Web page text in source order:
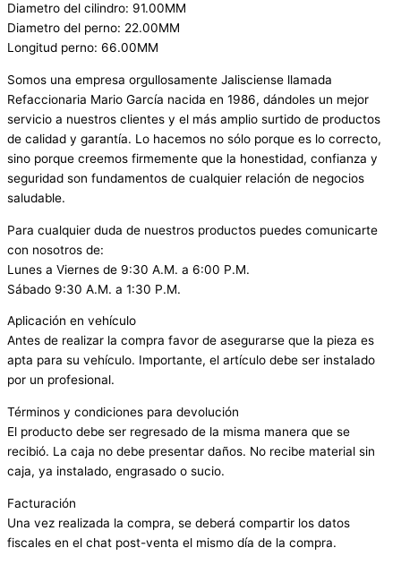
Diametro del cilindro: 91.00MM
Diametro del perno: 22.00MM
Longitud perno: 66.00MM
Somos una empresa orgullosamente Jalisciense llamada
Refaccionaria Mario García nacida en 1986, dándoles un mejor
servicio a nuestros clientes y el más amplio surtido de productos
de calidad y garantía. Lo hacemos no sólo porque es lo correcto,
sino porque creemos firmemente que la honestidad, confianza y
seguridad son fundamentos de cualquier relación de negocios
saludable.
Para cualquier duda de nuestros productos puedes comunicarte
con nosotros de:
Lunes a Viernes de 9:30 A.M. a 6:00 P.M.
Sábado 9:30 A.M. a 1:30 P.M.
Aplicación en vehículo
Antes de realizar la compra favor de asegurarse que la pieza es
apta para su vehículo. Importante, el artículo debe ser instalado
por un profesional.
Términos y condiciones para devolución
El producto debe ser regresado de la misma manera que se
recibió. La caja no debe presentar daños. No recibe material sin
caja, ya instalado, engrasado o sucio.
Facturación
Una vez realizada la compra, se deberá compartir los datos
fiscales en el chat post-venta el mismo día de la compra.